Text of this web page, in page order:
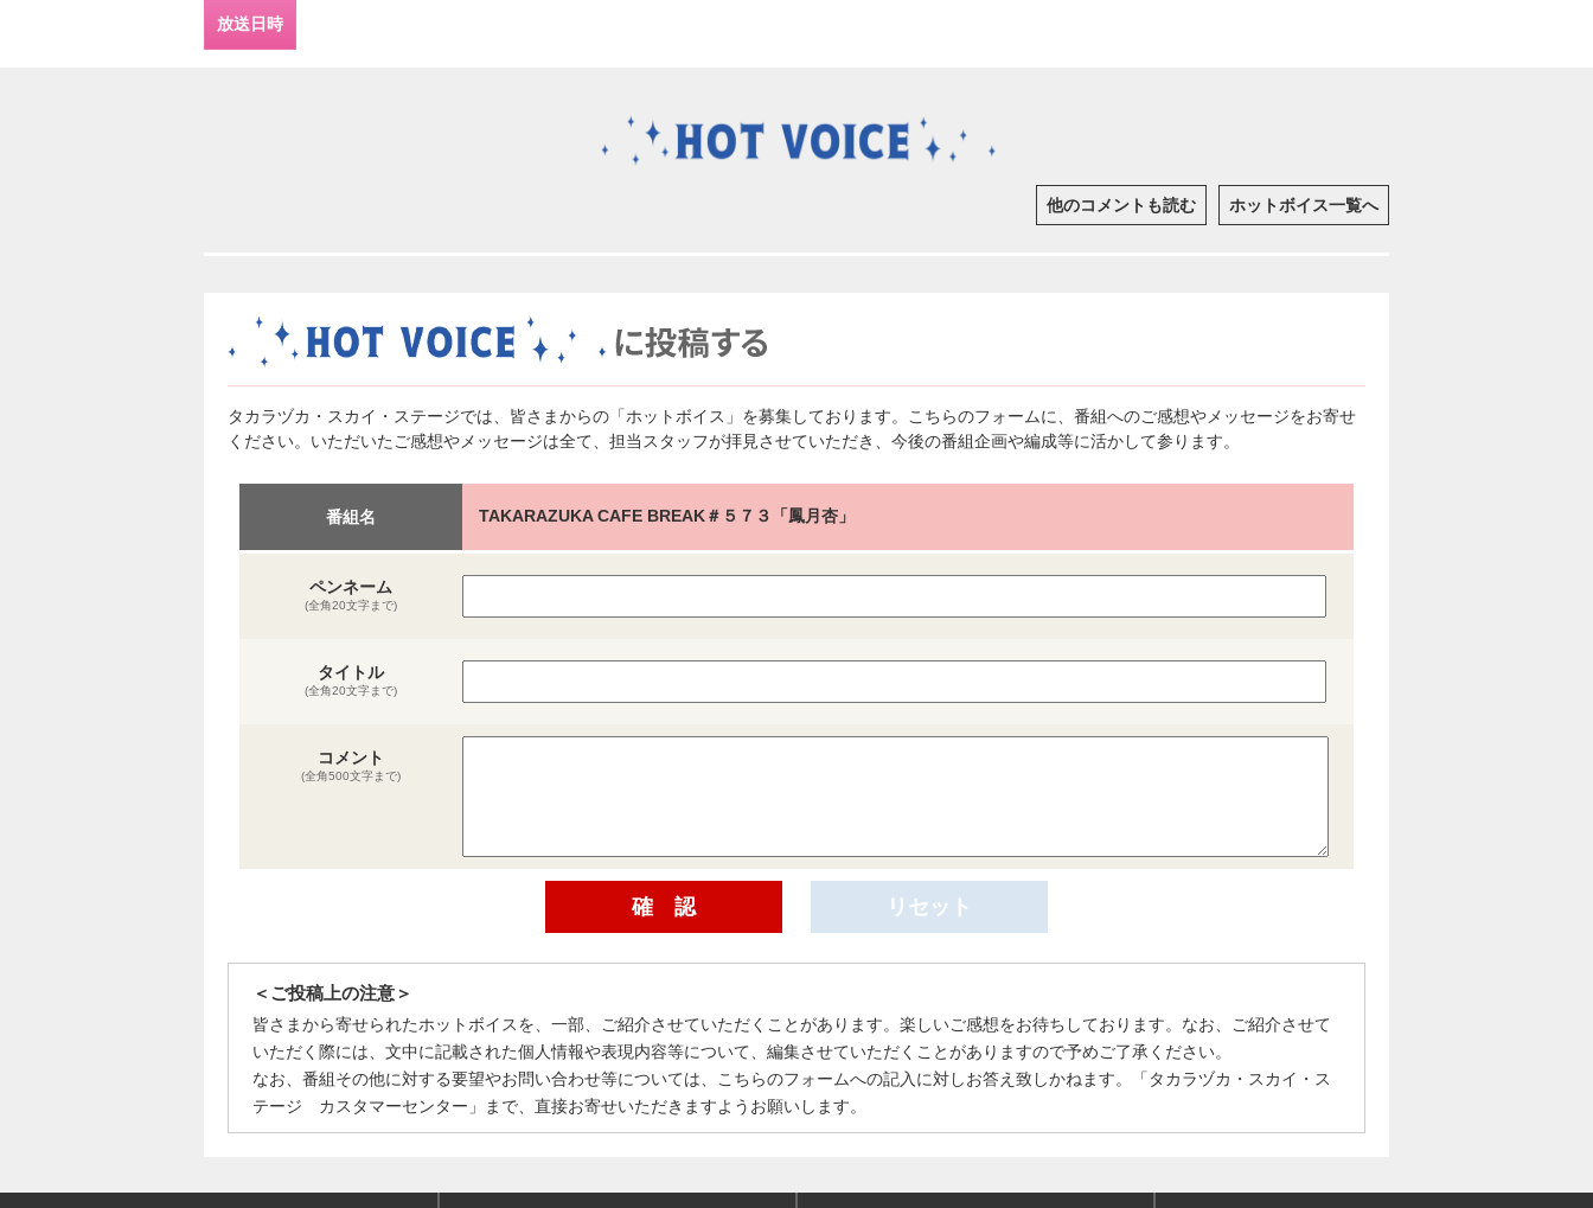
放送日時
他のコメントも読む ホットボイス一覧へ
タカラヅカ・スカイ・ステージでは、皆さまからの「ホットボイス」を募集しております。こちらのフォームに、番組へのご感想やメッセージをお寄せ
ください。いただいたご感想やメッセージは全て、担当スタッフが拝見させていただき、今後の番組企画や編成等に活かして参ります。
番組名 TAKARAZUKA CAFE BREAK＃５７３「鳳月杏」
ペンネーム
(全角20文字まで)
タイトル
(全角20文字まで)
コメント
(全角500文字まで)
＜ご投稿上の注意＞
皆さまから寄せられたホットボイスを、一部、ご紹介させていただくことがあります。楽しいご感想をお待ちしております。なお、ご紹介させて
いただく際には、文中に記載された個人情報や表現内容等について、編集させていただくことがありますので予めご了承ください。
なお、番組その他に対する要望やお問い合わせ等については、こちらのフォームへの記入に対しお答え致しかねます。「タカラヅカ・スカイ・ス
テージ カスタマーセンター」まで、直接お寄せいただきますようお願いします。